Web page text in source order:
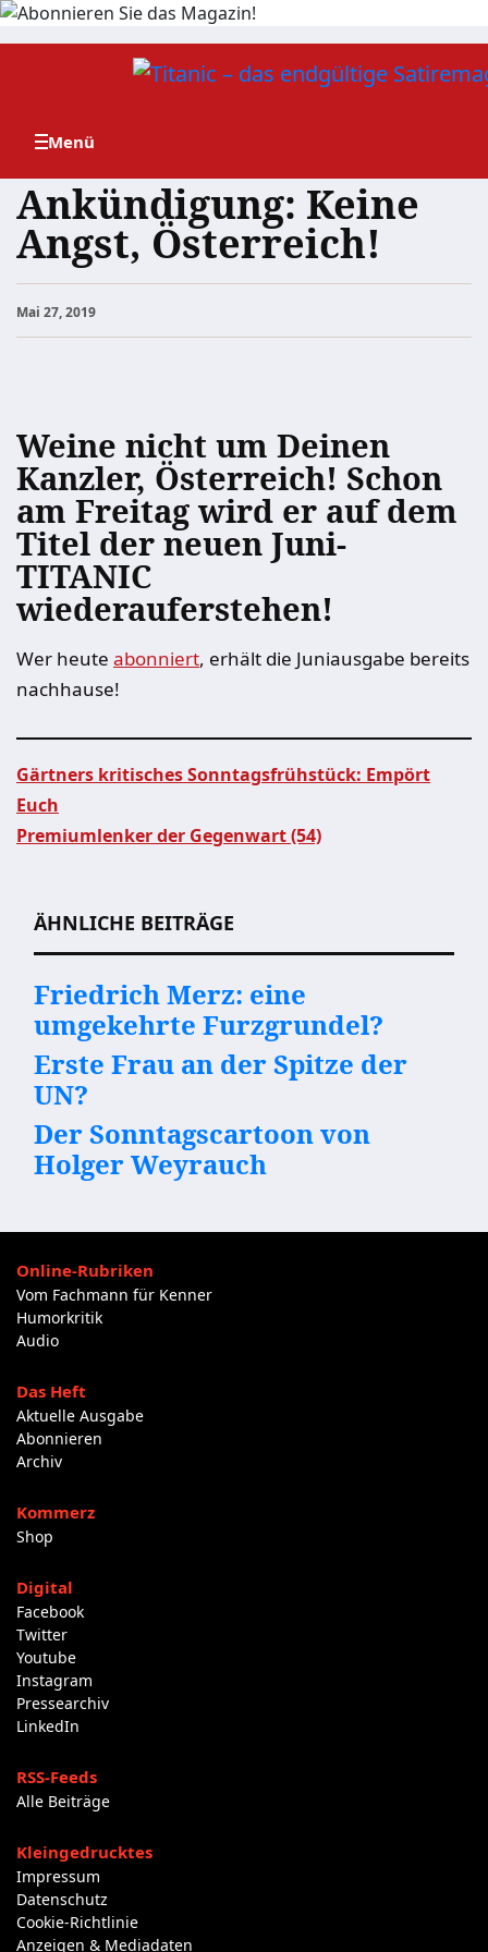
Zum
Ankündigung: Keine
Angst, Österreich!
Mai 27, 2019
Weine nicht um Deinen
Kanzler, Österreich! Schon
am Freitag wird er auf dem
Titel der neuen Juni-
TITANIC
wiederauferstehen!
Wer heute abonniert, erhält die Juniausgabe bereits
nachhause!
Beitragsnavigation
Gärtners kritisches Sonntagsfrühstück: Empört
Euch
Premiumlenker der Gegenwart (54)
ÄHNLICHE BEITRÄGE
Friedrich Merz: eine
umgekehrte Furzgrundel?
Erste Frau an der Spitze der
UN?
Der Sonntagscartoon von
Holger Weyrauch
Online-Rubriken
Vom Fachmann für Kenner
Humorkritik
Audio
Das Heft
Aktuelle Ausgabe
Abonnieren
Archiv
Kommerz
Shop
Digital
Facebook
Twitter
Youtube
Instagram
Pressearchiv
LinkedIn
RSS-Feeds
Alle Beiträge
Kleingedrucktes
Impressum
Datenschutz
Cookie-Richtlinie
Anzeigen & Mediadaten